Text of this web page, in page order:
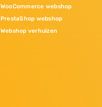
WooCommerce webshop
PrestaShop webshop
Webshop verhuizen